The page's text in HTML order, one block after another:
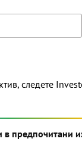
следете
в предпочитани